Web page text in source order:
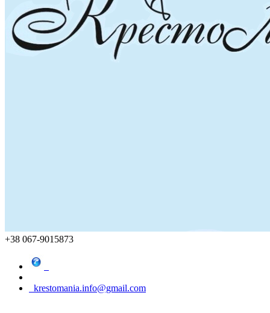
+38 067-9015873
krestomania.info@gmail.com